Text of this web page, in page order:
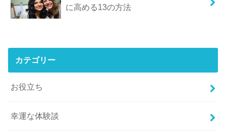
に高める13の方法
カテゴリー
お役立ち
幸運な体験談